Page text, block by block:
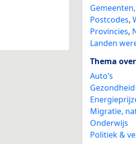
Postcodes,
Provincies,
Landen
Thema
Auto’s
Gezondheid
Migratie,
Onderwijs
Politiek &